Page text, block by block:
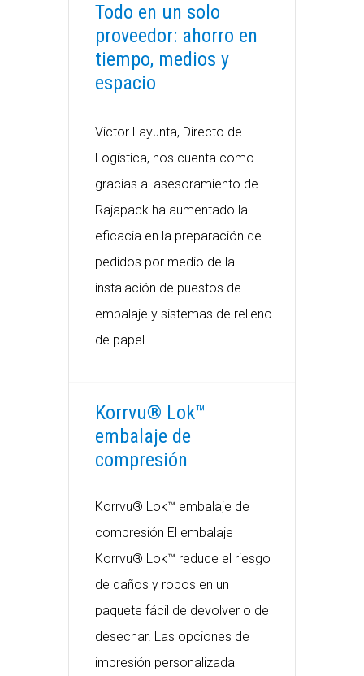
Todo en un solo
proveedor: ahorro en
tiempo, medios y
espacio
Victor Layunta, Directo de
Logística, nos cuenta como
gracias al asesoramiento de
Rajapack ha aumentado la
eficacia en la preparación de
pedidos por medio de la
instalación de puestos de
embalaje y sistemas de relleno
de papel.
Korrvu® Lok™
embalaje de
compresión
Korrvu® Lok™ embalaje de
compresión El embalaje
Korrvu® Lok™ reduce el riesgo
de daños y robos en un
paquete fácil de devolver o de
desechar. Las opciones de
impresión personalizada